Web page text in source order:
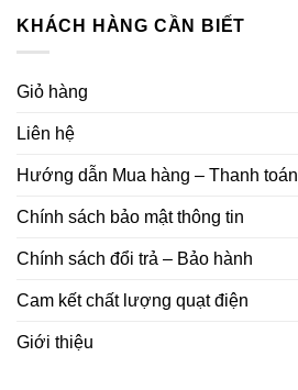
KHÁCH HÀNG CẦN BIẾT
Giỏ hàng
Liên hệ
Hướng dẫn Mua hàng – Thanh toán
Chính sách bảo mật thông tin
Chính sách đổi trả – Bảo hành
Cam kết chất lượng quạt điện
Giới thiệu